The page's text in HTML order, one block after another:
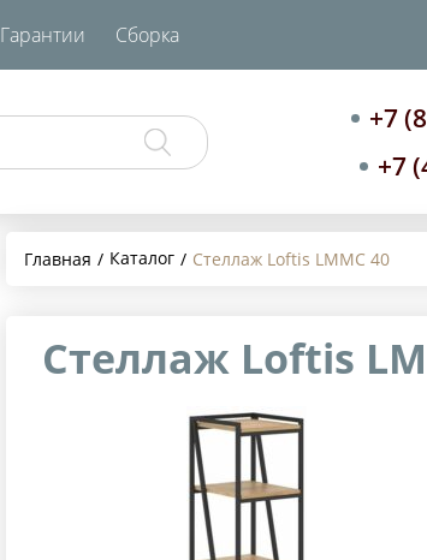
Гарантии Сборка
+7
+7
Главная Каталог Стеллаж Loftis LMMC 40
Стеллаж Loftis